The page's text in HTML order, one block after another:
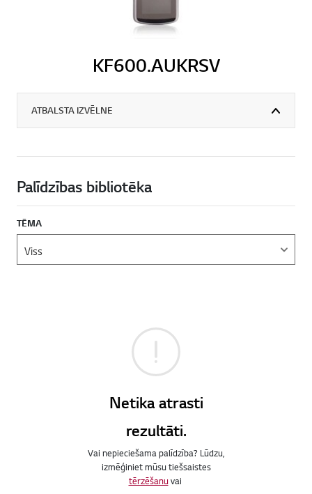
KF600.AUKRSV
ATBALSTA IZVĒLNE
Palīdzības bibliotēka
TĒMA
Netika atrasti
rezultāti.
Vai nepieciešama palīdzība? Lūdzu,
izmēģiniet mūsu tiešsaistes
tērzēšanuvai